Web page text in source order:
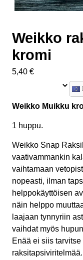
Weikko
kromi
5,40 €
Weikko Muikku
1 huppu.
Weikko Snap
vaativammankin
vaihtamaan
nopeasti, ilman
helppokäyttöisen
näin helppo
laajaan tynnyriin
vaihdat myös
Enää ei siis